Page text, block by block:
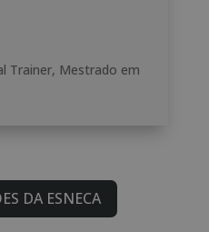
Trainer, Mestrado em
DA ESNECA